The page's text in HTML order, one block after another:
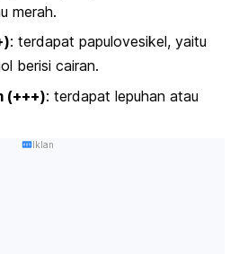
merah.
: terdapat papulovesikel, yaitu
berisi cairan.
(+++): terdapat lepuhan atau
Iklan